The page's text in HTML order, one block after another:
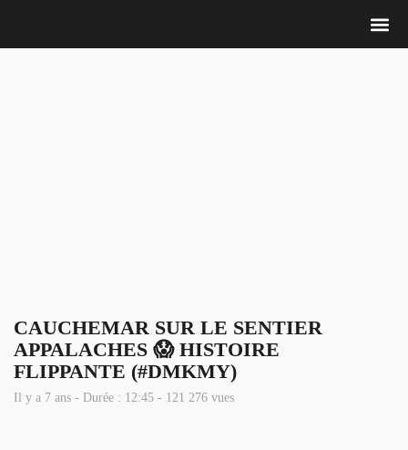
CAUCHEMAR SUR LE SENTIER
APPALACHES 😱 HISTOIRE
FLIPPANTE (#DMKMY)
Il y a 7 ans - Durée : 12:45 - 121 276 vues